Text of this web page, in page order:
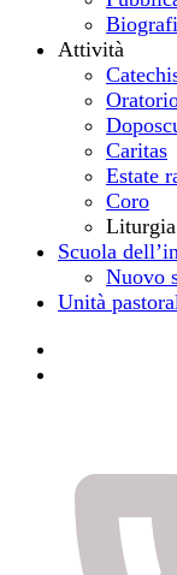
Attività
Caritas
Estate
Coro
Liturgia
Scuola
Nuovo
Unità